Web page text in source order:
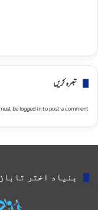
تبصره کریں
belogged into post a comment.
بنیاد اختر